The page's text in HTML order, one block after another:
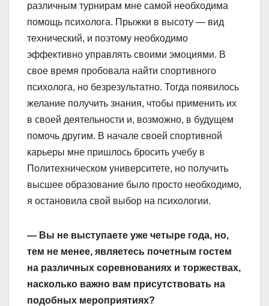
различным турнирам мне самой необходима
помощь психолога. Прыжки в высоту — вид
технический, и поэтому необходимо
эффективно управлять своими эмоциями. В
свое время пробовала найти спортивного
психолога, но безрезультатно. Тогда появилось
желание получить знания, чтобы применить их
в своей деятельности и, возможно, в будущем
помочь другим. В начале своей спортивной
карьеры мне пришлось бросить учебу в
Политехническом университете, но получить
высшее образование было просто необходимо,
я остановила свой выбор на психологии.
— Вы не выступаете уже четыре года, но,
тем не менее, являетесь почетным гостем
на различных соревнованиях и торжествах,
насколько важно вам присутствовать на
подобных мероприятиях?